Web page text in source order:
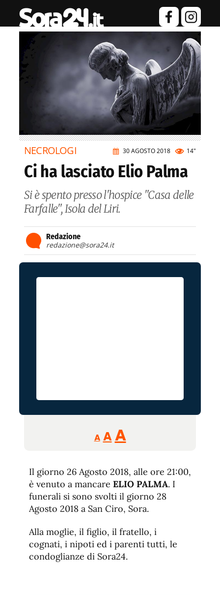
30 AGOSTO 2018 14"
NECROLOGI
Ci ha lasciato Elio Palma
Si è spento presso l'hospice "Casa delle
Farfalle", Isola del Liri.
Redazione
redazione@sora24.it
A
Reducir
tamaño
A Restablecer
de
fuente
AAumentar
de
fuente.
Il giorno 26 Agosto 2018, alle ore 21:00,
è venuto a mancare ELIO PALMA. I
funerali si sono svolti il giorno 28
Agosto 2018 a San Ciro, Sora.
Alla moglie, il figlio, il fratello, i
cognati, i nipoti ed i parenti tutti, le
condoglianze di Sora24.